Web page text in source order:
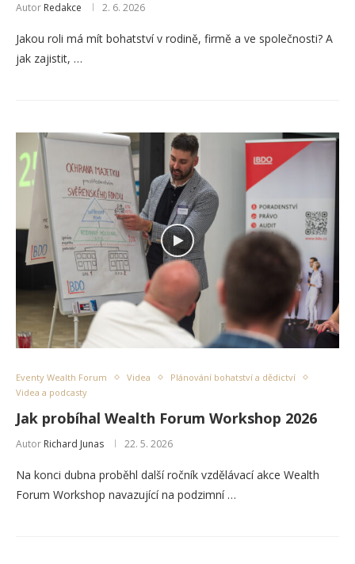
Autor Redakce 2. 6. 2026
Jakou roli má mít bohatství v rodině, firmě a ve společnosti? A
jak zajistit, …
Eventy Wealth Forum Videa
Plánování bohatství a dědictví
Videa a podcasty
Jak probíhal Wealth Forum Workshop 2026
Autor Richard Junas 22. 5. 2026
Na konci dubna proběhl další ročník vzdělávací akce Wealth
Forum Workshop navazující na podzimní …